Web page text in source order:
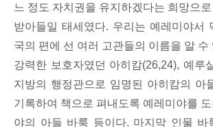
느 정도 자치권을 유지하겠다는 희망으
받아들일 태세였다. 우리는 예레미야서
국의 편에 선 여러 고관들의 이름을 알 수
강력한 보호자였던 아히캄(26,24), 예루
지방의 행정관으로 임명된 아히캄의 아
기록하여 책으로 펴내도록 예레미야를
야의 아들 바룩 등이다. 마지막 인물 바